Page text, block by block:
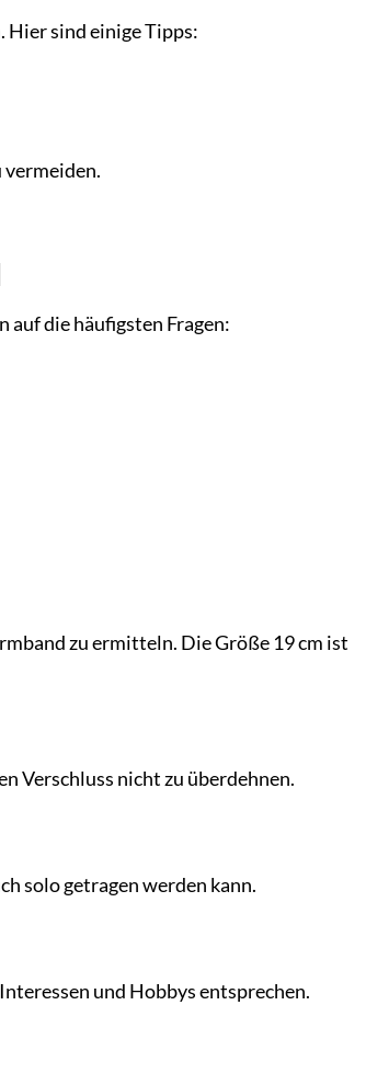
Hier sind einige Tipps:
vermeiden.
auf die häufigsten Fragen:
zu ermitteln. Die Größe 19 cm ist
Verschluss nicht zu überdehnen.
solo getragen werden kann.
und Hobbys entsprechen.